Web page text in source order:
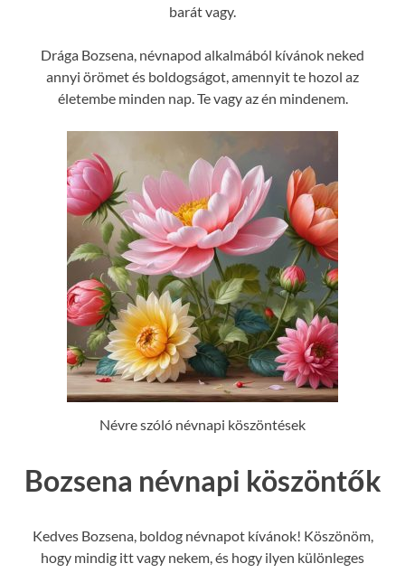
barát vagy.
Drága Bozsena, névnapod alkalmából kívánok neked
annyi örömet és boldogságot, amennyit te hozol az
életembe minden nap. Te vagy az én mindenem.
Névre szóló névnapi köszöntések
Bozsena névnapi köszöntők
Kedves Bozsena, boldog névnapot kívánok! Köszönöm,
hogy mindig itt vagy nekem, és hogy ilyen különleges